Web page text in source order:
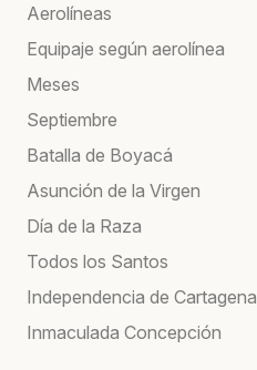
Aerolíneas
Equipaje según aerolínea
Meses
Septiembre
Batalla de Boyacá
Asunción de la Virgen
Día de la Raza
Todos los Santos
Independencia de Cartagena
Inmaculada Concepción